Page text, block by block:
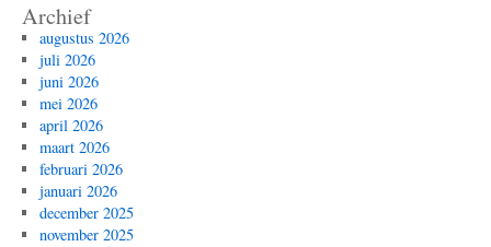
Archief
augustus 2026
juli 2026
juni 2026
mei 2026
april 2026
maart 2026
februari 2026
januari 2026
december 2025
november 2025